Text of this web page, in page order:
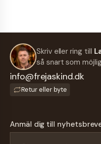
Skriv eller ring till
så snart som
info@frejaskind.dk
Retur eller byte
Anmäl dig till